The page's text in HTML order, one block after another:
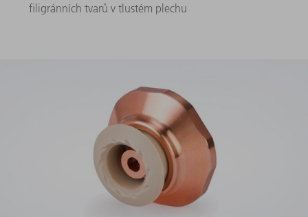
filigránních tvarů v tlustém plechu